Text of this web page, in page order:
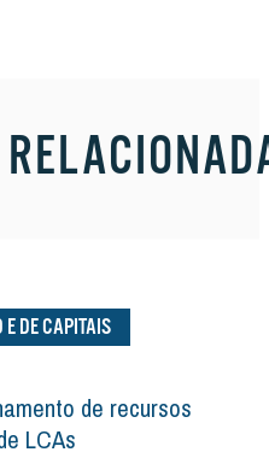
E DE CAPITAIS
de recursos
LCAs